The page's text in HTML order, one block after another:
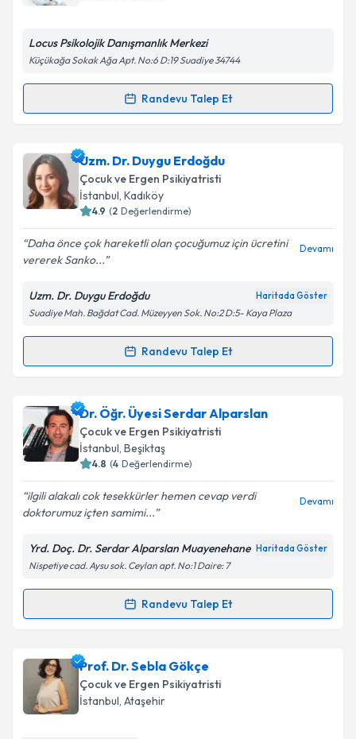
Kişisel verilerimin işlenmesine ilişkin
Metni'ni okudum ve kişisel verilerimin belirtilen
Takvim Talebini Gönder
Locus Psikolojik Danışmanlık Merkezi
Küçükağa Sokak Ağa Apt. No:6 D:19 Suadiye 34744
Randevu Talep Et
Randevu Takvimi Talebi
Psk. Tuğba Kara Aydınlıoğluiçin randevu takvimi
talebi oluşturun. Size bu uzmandan randevu almanız
için bir takvim hazırlandığında e-posta ile
bilgilendireceğiz.
E-posta Adresiniz
Kişisel verilerimin işlenmesine ilişkinAydınlatma
Metni'ni okudum ve kişisel verilerimin belirtilen
kapsamda işlenmesini kabul ediyorum.
Uzm. Dr. Duygu Erdoğdu
Çocuk ve Ergen Psikiyatristi
İstanbul, Kadıköy
4.9 (2 Değerlendirme)
Daha önce çok hareketli olan çocuğumuz için ücretini
vererek Sanko...
Devamı
Uzm. Dr. Duygu Erdoğdu Haritada Göster
Suadiye Mah. Bağdat Cad. Müzeyyen Sok. No:2 D:5- Kaya Plaza
Randevu Talep Et
Randevu Takvimi Talebi
Uzm. Dr. Duygu Erdoğduiçin randevu takvimi talebi
oluşturun. Size bu uzmandan randevu almanız için bir
takvim hazırlandığında e-posta ile bilgilendireceğiz.
Kişisel verilerimin işlenmesine ilişkin Aydınlatma
Metni'ni okudum ve kişisel verilerimin belirtilen
kapsamda işlenmesini kabul ediyorum.
Dr. Öğr. Üyesi Serdar Alparslan
Çocuk ve Ergen Psikiyatristi
İstanbul, Beşiktaş
4.8 (4 Değerlendirme)
ilgili alakalı cok tesekkürler hemen cevap verdi
doktorumuz içten samimi...
Devamı
Yrd. Doç. Dr. Serdar Alparslan Muayenehane Haritada Göster
Nispetiye cad. Aysu sok. Ceylan apt. No:1 Daire: 7
Randevu Talep Et
Randevu Takvimi Talebi
Dr. Öğr. Üyesi Serdar Alparslan
takvimi talebi oluşturun. Size bu uzmandan randevu
almanız için bir takvim hazırlandığında e-posta ile
bilgilendireceğiz.
Prof. Dr. Sebla Gökçe
Çocuk ve Ergen Psikiyatristi
İstanbul, Ataşehir